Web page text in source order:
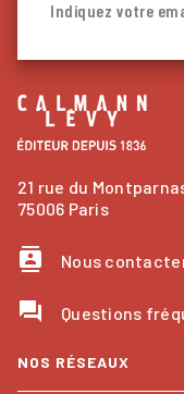
Indiquez votre
21 rue du
75006 Paris
contacts Nous
question_answer Questions
NOS RÉSEAUX